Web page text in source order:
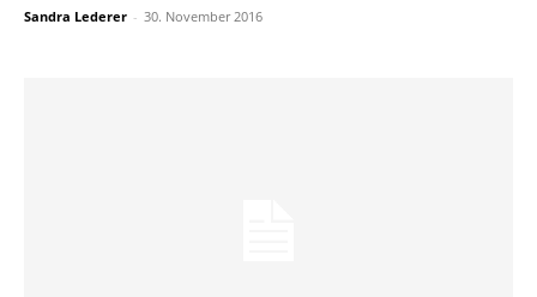
Sandra Lederer - 30. November 2016